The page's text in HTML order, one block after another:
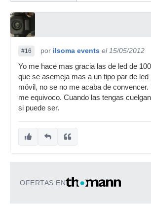
#16 por ilsoma events el 15/05/2012
Yo me hace mas gracia las de led de
que se asemeja mas a un tipo par de led
móvil, no se no me acaba de convencer.
me equivoco. Cuando las tengas
si puede ser.
OFERTAS EN